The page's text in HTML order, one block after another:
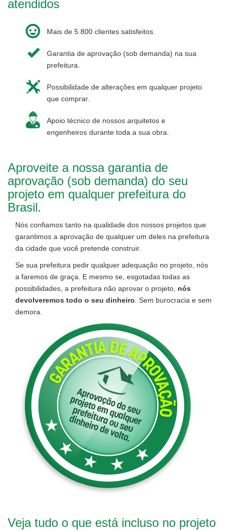
atendidos
Mais de 5.800 clientes satisfeitos.
Garantia de aprovação (sob demanda) na sua
prefeitura.
Possibilidade de alterações em qualquer projeto
que comprar.
Apoio técnico de nossos arquitetos e
engenheiros durante toda a sua obra.
Aproveite a nossa garantia de
aprovação (sob demanda) do seu
projeto em qualquer prefeitura do
Brasil.
Nós confiamos tanto na qualidade dos nossos projetos que
garantimos a aprovação de qualquer um deles na prefeitura
da cidade que você pretende construir.
Se sua prefeitura pedir qualquer adequação no projeto, nós
a faremos de graça. E mesmo se, esgotadas todas as
possibilidades, a prefeitura não aprovar o projeto, nós
devolveremos todo o seu dinheiro . Sem burocracia e sem
demora.
Veja tudo o que está incluso no projeto